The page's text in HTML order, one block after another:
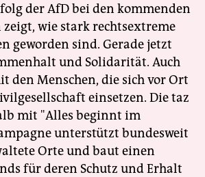
der AfD bei den kommenden
wie stark rechtsextreme
geworden sind. Gerade jetzt
und Solidarität. Auch
den Menschen, die sich vor Ort
einsetzen. Die taz
mit "Alles beginnt im
unterstützt bundesweit
Orte und baut einen
für deren Schutz und Erhalt